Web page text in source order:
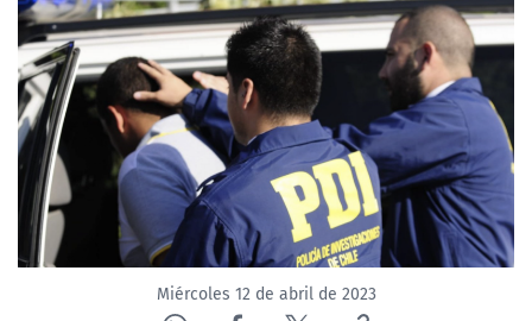
NTV
ACTUALIDAD Y TENDENCIAS
CORPORATIVO Y TRANSPARENCIA
CANAL DE DENUNCIAS
ÁREA DE PROYECTOSMiércoles 12 de abril de 2023